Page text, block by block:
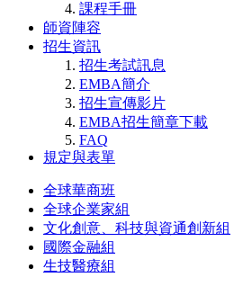
課程手冊
師資陣容
招生資訊
招生考試訊息
EMBA簡介
招生宣傳影片
EMBA招生簡章下載
FAQ
規定與表單
全球華商班
全球企業家組
文化創意、科技與資通創新組
國際金融組
生技醫療組